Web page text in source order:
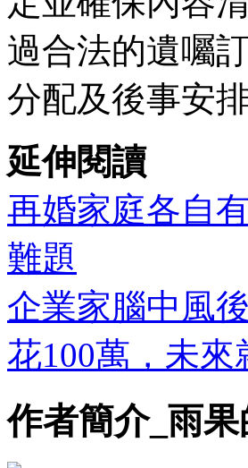
過合法的遺囑
分配及後事安
延伸閱讀
再婚家庭各自
難題
企業家腦中風
花100萬，未來
作者簡介_雨